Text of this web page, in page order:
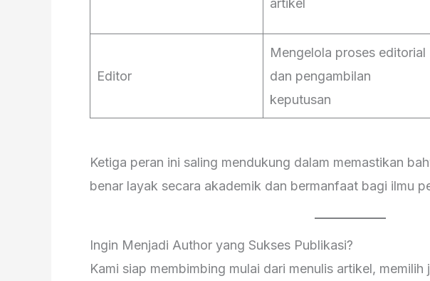
Editor
Mengelola proses editorial
dan pengambilan
keputusan
Ketiga peran ini saling mendukung dalam memastikan
benar layak secara akademik dan bermanfaat bagi ilmu
Ingin Menjadi Author yang Sukses Publikasi?
Kami siap membimbing mulai dari menulis artikel,